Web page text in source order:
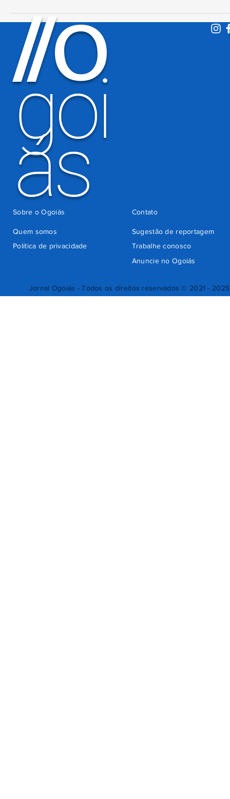
Jornal Ogoiás - Todos os direitos reservados © 2021 - 2025
//O
goi
ás
Quem somos
Sugestão de reportagem
Trabalhe conosco
Política de privacidade
Anuncie no Ogoiás
Contato
Sobre o Ogoiás